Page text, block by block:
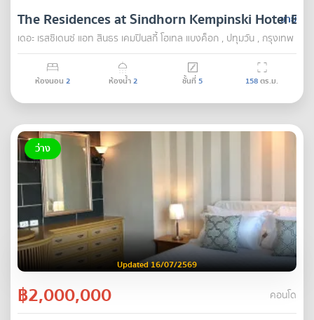
ขาย
The Residences at Sindhorn Kempinski Hotel
เดอะ เรสซิเดนซ์ แอท สินธร เคมปินสกี้ โฮเทล แบงค็อก , ปทุมวัน , กรุงเทพ
ห้องนอน 2 ห้องน้ำ2 ชั้นที่5 158ตร.ม.
ว่าง
Updated 16/07/2569
฿2,000,000 คอนโด